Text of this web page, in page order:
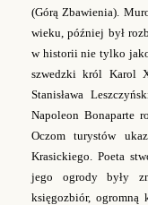
(Górą Zbawienia).
wieku, później był
w historii nie tylko
szwedzki król Karol
Stanisława
Napoleon Bonaparte
Oczom turystów
Krasickiego. Poeta
jego ogrody były
księgozbiór, ogromną